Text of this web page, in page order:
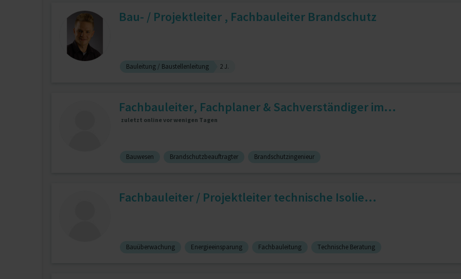
Bau- / Projektleiter , Fachbauleiter Brandschutz
Bauleitung / Baustellenleitung 2 J.
Fachbauleiter, Fachplaner & Sachverständiger im...
zuletzt online vor wenigen Tagen
Bauwesen Brandschutzbeauftragter Brandschutzingenieur
Fachbauleiter / Projektleiter technische Isolie...
Bauüberwachung Energieeinsparung Fachbauleitung Technische Beratung